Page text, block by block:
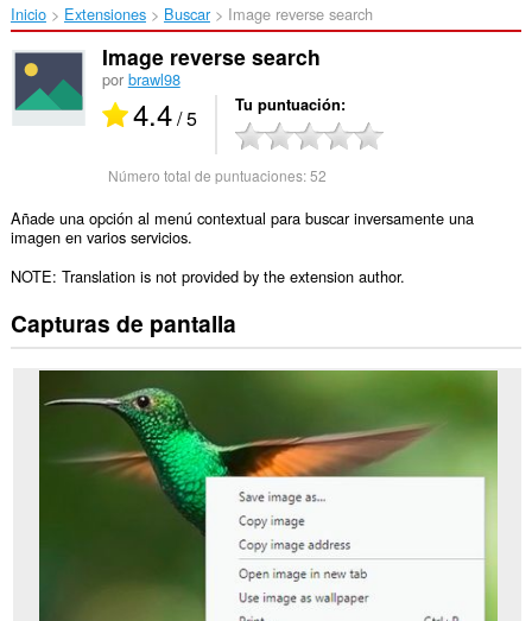
Inicio Extensiones Buscar Image reverse search‎
Image reverse search
por brawl98
4.4/ 5 Tu puntuación
Número total de puntuaciones:52
Añade una opción al menú contextual para buscar inversamente una
imagen en varios servicios.
NOTE: Translation is not provided by the extension author.
Capturas de pantalla